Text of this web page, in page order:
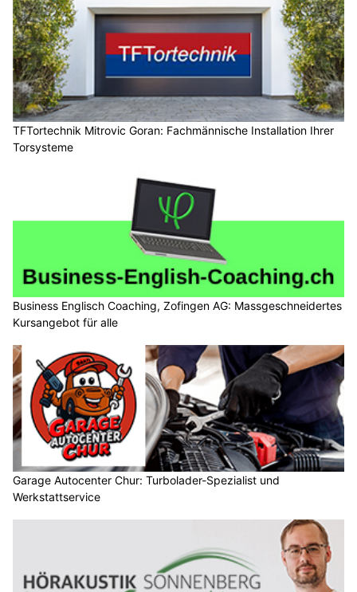
TFTortechnik Mitrovic Goran: Fachmännische Installation Ihrer
Torsysteme
Business Englisch Coaching, Zofingen AG: Massgeschneidertes
Kursangebot für alle
Garage Autocenter Chur: Turbolader-Spezialist und
Werkstattservice